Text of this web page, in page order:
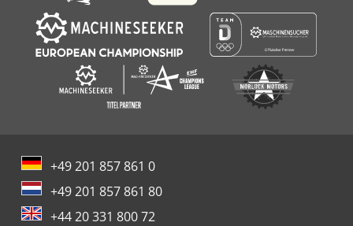
+49 201 857 861 0
+49 201 857 861 80
+44 20 331 800 72